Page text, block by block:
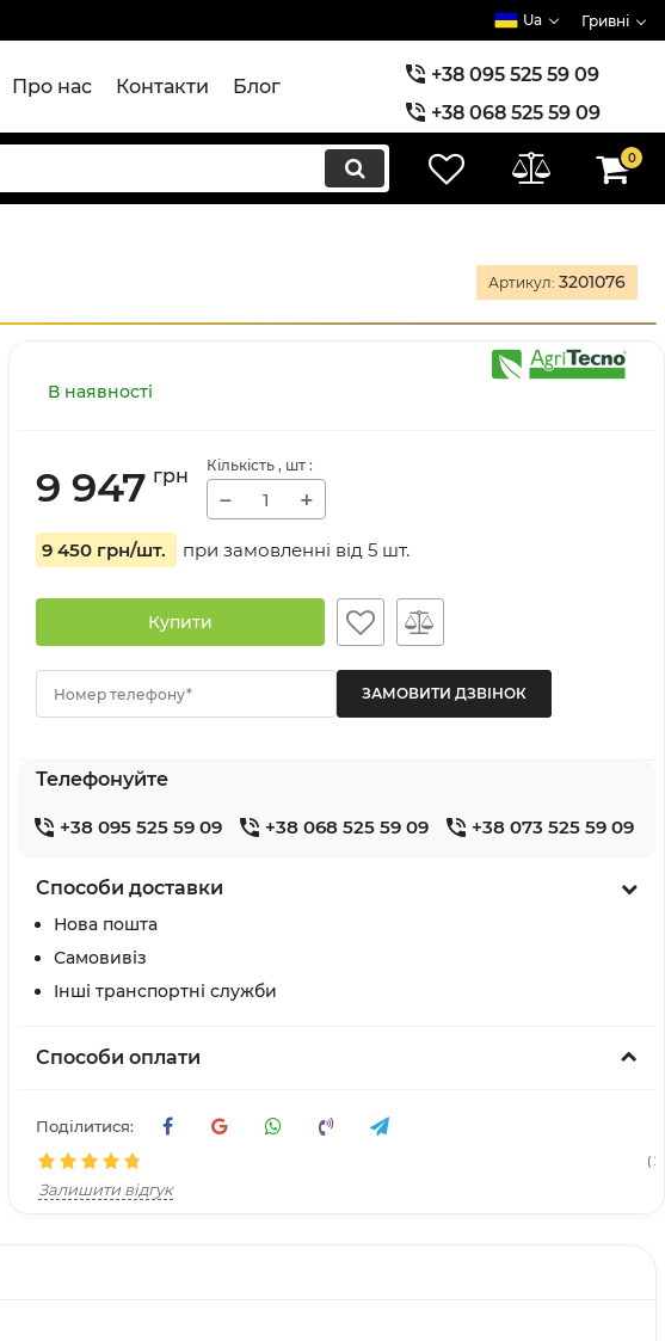
Ua Гривні
Про нас Контакти Блог
+38 095 525 59 09
+38 068 525 59 09
+38 073 525 59 09
0
Артикул: 3201076
В наявності
9 947 грн Кількість , шт :
− +
9 450 грн/шт. при замовленні від 5 шт.
Купити
Номер телефону*
Телефонуйте
+38 095 525 59 09 +38 068 525 59 09 +38 073 525 59 09
Способи доставки
Нова пошта
Самовивіз
Інші транспортні служби
Способи оплати
Поділитися:
(
Залишити відгук